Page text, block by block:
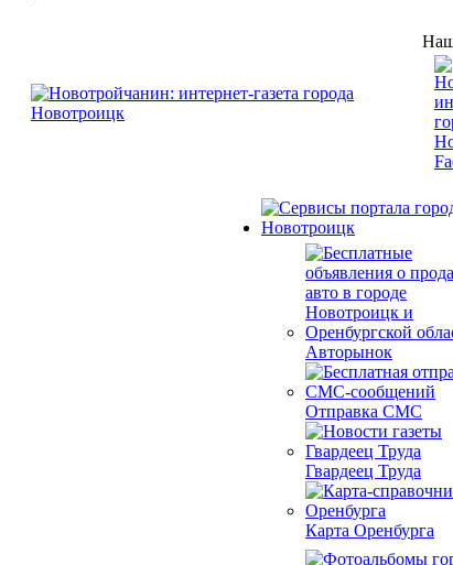
Авторынок
Отправка СМС
Гвардеец Труда
Карта Оренбурга